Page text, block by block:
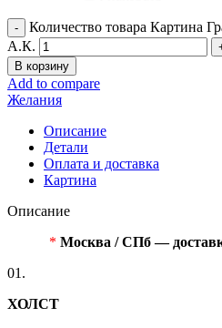
Количество товара Картина
А.К.
В корзину
Add to compare
Желания
Описание
Детали
Оплата и доставка
Картина
Описание
* Москва / СПб —
01.
ХОЛСТ